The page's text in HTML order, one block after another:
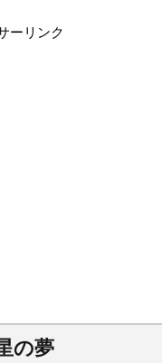
ーリンク
の夢